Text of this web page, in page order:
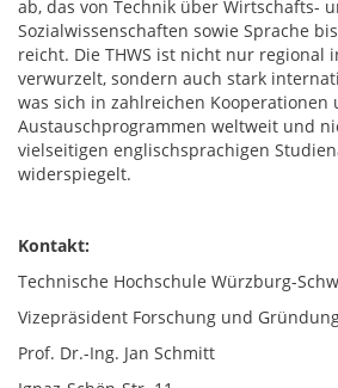
ab, das von Technik über Wirtschafts-
Sozialwissenschaften sowie Sprache
reicht. Die THWS ist nicht nur regional
verwurzelt, sondern auch stark
was sich in zahlreichen Kooperationen
Austauschprogrammen weltweit und
vielseitigen englischsprachigen
widerspiegelt.
Kontakt:
Technische Hochschule Würzburg-
Vizepräsident Forschung und
Prof. Dr.-Ing. Jan Schmitt